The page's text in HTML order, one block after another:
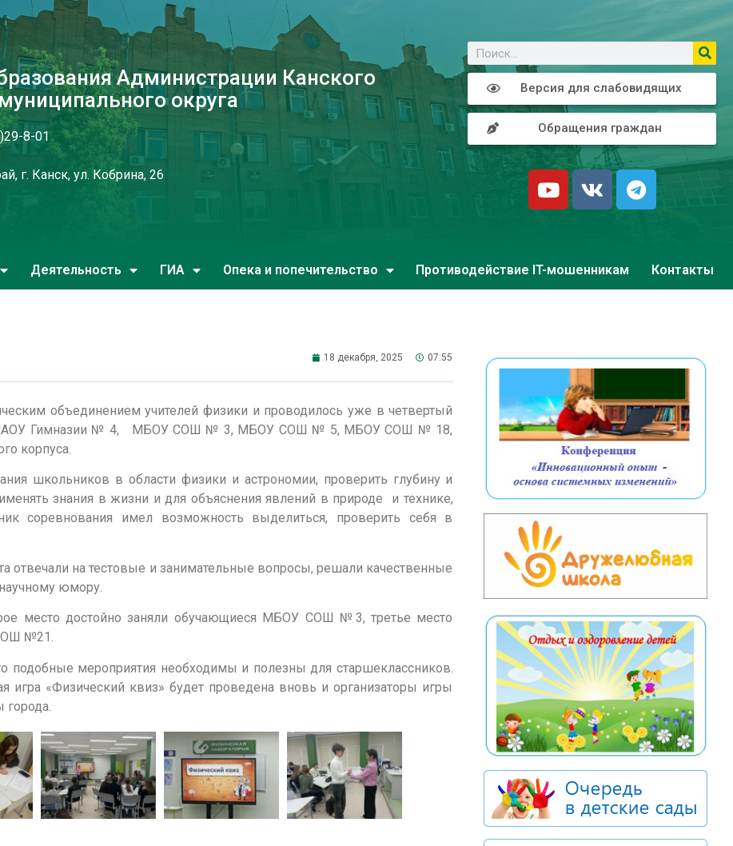
Администрации Канского
округа
8-01
г. Канск, ул. Кобрина, 26
Версия для слабовидящих
Обращения граждан
Деятельность ГИА Опека и попечительство Противодействие IT-мошенникам Контакты
18 декабря, 2025 07:55
объединением учителей физики и проводилось уже в четвертый
МАОУ Гимназии № 4, МБОУ СОШ № 3, МБОУ СОШ № 5, МБОУ СОШ № 18,
корпуса.
школьников в области физики и астрономии, проверить глубину и
знания в жизни и для объяснения явлений в природе и технике,
соревнования имел возможность выделиться, проверить себя в
отвечали на тестовые и занимательные вопросы, решали качественные
юмору.
место достойно заняли обучающиеся МБОУ СОШ №3, третье место
№21.
подобные мероприятия необходимы и полезны для старшеклассников.
игра «Физический квиз» будет проведена вновь и организаторы игры